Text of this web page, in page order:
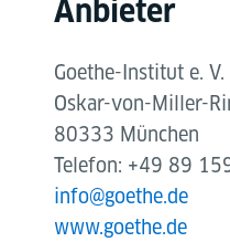
Anbieter
Goethe-Institut e. V.
Oskar-von-Miller-
80333 München
Telefon: +49 89
info@goethe.de
www.goethe.de